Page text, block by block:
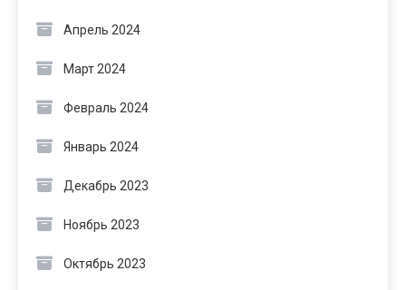
Апрель 2024
Март 2024
Февраль 2024
Январь 2024
Декабрь 2023
Ноябрь 2023
Октябрь 2023